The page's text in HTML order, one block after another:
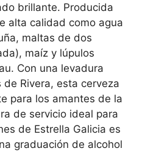
brillante. Producida
alta calidad como agua
maltas de dos
maíz y lúpulos
Con una levadura
Rivera, esta cerveza
para los amantes de la
de servicio ideal para
de Estrella Galicia es
graduación de alcohol